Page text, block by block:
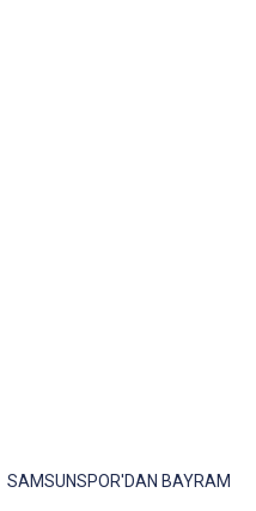
SAMSUNSPOR'DAN BAYRAM